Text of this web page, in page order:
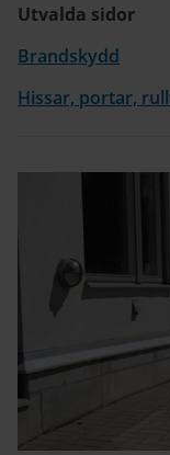
Utvalda sidor
Brandskydd
Hissar, portar,